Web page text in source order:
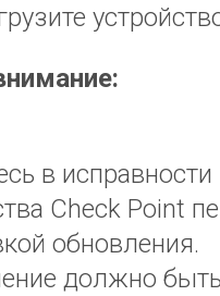
в исправности
Check Point
обновления.
должно быть